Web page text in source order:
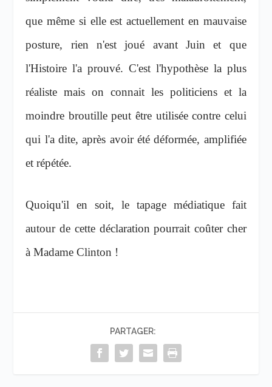
que même si elle est actuellement en mauvaise
posture, rien n'est joué avant Juin et que
l'Histoire l'a prouvé. C'est l'hypothèse la plus
réaliste mais on connait les politiciens et la
moindre broutille peut être utilisée contre celui
qui l'a dite, après avoir été déformée, amplifiée
et répétée.
Quoiqu'il en soit, le tapage médiatique fait
autour de cette déclaration pourrait coûter cher
à Madame Clinton !
PARTAGER: